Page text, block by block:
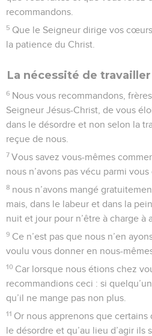
recommandons.
5 Que le Seigneur dirige vos
la patience du Christ.
La nécessité de travailler
6 Nous vous recommandons,
Seigneur Jésus-Christ, de vous
dans le désordre et non selon la
reçue de nous.
7 Vous savez vous-mêmes
nous n’avons pas vécu parmi
8 nous n’avons mangé
mais, dans le labeur et dans la
nuit et jour pour n’être à charge à
9 Ce n’est pas que nous n’en
voulu vous donner en nous-
10 Car lorsque nous étions chez
recommandions ceci : si
qu’il ne mange pas non plus.
11 Or nous apprenons que certains
le désordre et qu’au lieu d’agir ils